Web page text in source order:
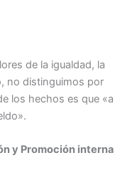
de la igualdad, la
no distinguimos por
los hechos es que «a
y Promoción interna